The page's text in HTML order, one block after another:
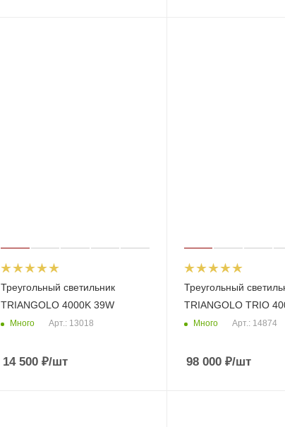
Треугольный светильник
TRIANGOLO 4000K 39W
Много Арт.: 13018
14 500 ₽/шт
Треугольный
TRIANGOLO TRIO
Много Арт.: 14874
98 000₽/шт